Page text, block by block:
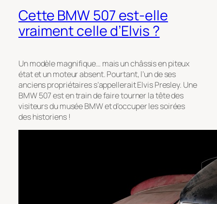
Cette BMW 507 est-elle
vraiment celle d’Elvis ?
Un modèle magnifique… mais un châssis en piteux
état et un moteur absent. Pourtant, l’un de ses
anciens propriétaires s’appellerait Elvis Presley. Une
BMW 507 est en train de faire tourner la tête des
visiteurs du musée BMW et d’occuper les soirées
des historiens !